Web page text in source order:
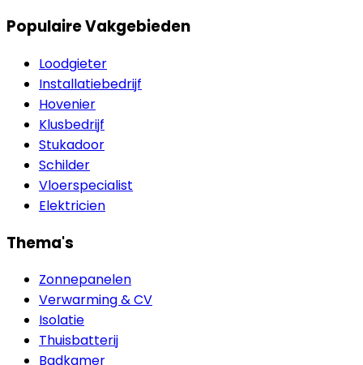
Populaire Vakgebieden
Loodgieter
Installatiebedrijf
Hovenier
Klusbedrijf
Stukadoor
Schilder
Vloerspecialist
Elektricien
Thema's
Zonnepanelen
Verwarming & CV
Isolatie
Thuisbatterij
Badkamer